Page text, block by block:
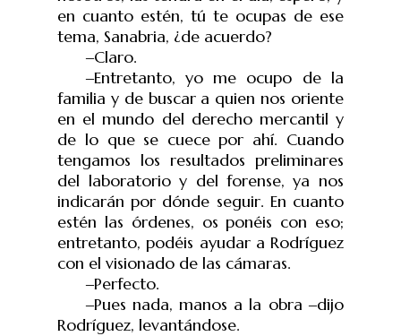
en cuanto estén, tú te ocupas de ese
tema, Sanabria, ¿de acuerdo?
‒Claro.
‒Entretanto, yo me ocupo de la
familia y de buscar a quien nos oriente
en el mundo del derecho mercantil y
de lo que se cuece por ahí. Cuando
tengamos los resultados preliminares
del laboratorio y del forense, ya nos
indicarán por dónde seguir. En cuanto
estén las órdenes, os ponéis con eso;
entretanto, podéis ayudar a Rodríguez
con el visionado de las cámaras.
‒Perfecto.
‒Pues nada, manos a la obra‒dijo
Rodríguez, levantándose.